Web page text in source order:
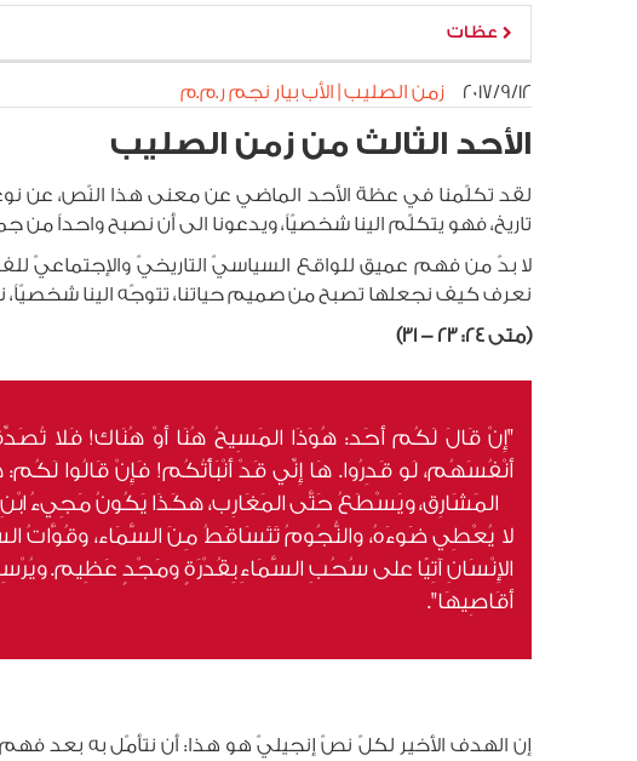
عظات
١٢‏/٩‏/٢٠١٧ زمن الصليب | الأب بيار نجم ر.م.م
الأحد الثالث من زمن الصليب
لقد تكلّمنا في عظة الأحد الماضي عن معنى هذا النّص، عن
تاريخ، فهو يتكلّم الينا شخصيّاً، ويدعونا الى أن نصبح واحداً من
لا بدّ من فهم عميق للواقع السياسيّ التاريخيّ والإجتماعيّ
نعرف كيف نجعلها تصبح من صميم حياتنا، تتوجّه الينا شخصيّاً،
(متى 24: 23 - 31)
"إِنْ قَالَ لَكُم أَحَد: هُوَذَا المَسِيحُ هُنَا أَوْ هُنَاك! فَلا
أَنْفُسَهُم، لَو قَدِرُوا. هَا إِنِّي قَدْ أَنْبَأْتُكُم! فَإِنْ قَالُوا
المَشَارِق، ويَسْطَعُ حَتَّى المَغَارِب، هكَذَا يَكُونُ مَجِيءُ ابْنِ
لا يُعْطِي ضَوءَهُ، والنُّجُومُ تَتَسَاقَطُ مِنَ السَّمَاء، وقُوَّاتُ
الإِنْسَانِ آتِيًا على سُحُبِ السَّمَاءِ بِقُدْرَةٍ ومَجْدٍ عَظِيم.
أَقَاصِيهَا".
إن الهدف الأخير لكلّ نصّ إنجيليّ هو هذا: أن نتأمّل به بعد فهم